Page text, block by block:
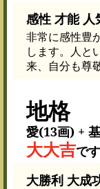
感性 才能 人
非常に感性豊
します。人と
来、自分も尊
地格
愛(13画) +
大大吉です
大勝利 大成